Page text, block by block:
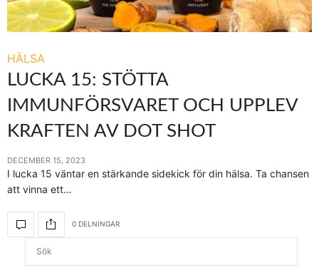
HÄLSA
LUCKA 15: STÖTTA
IMMUNFÖRSVARET OCH UPPLEV
KRAFTEN AV DOT SHOT
DECEMBER 15, 2023
I lucka 15 väntar en stärkande sidekick för din hälsa. Ta chansen
att vinna ett…
0 DELNINGAR